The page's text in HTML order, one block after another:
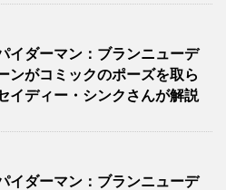
イダーマン：ブランニューデ
ンがコミックのポーズを取ら
イディー・シンクさんが解説
イダーマン：ブランニューデ